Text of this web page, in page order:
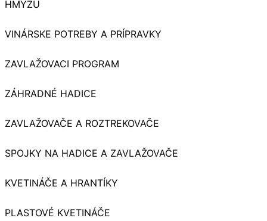
HMYZU
VINÁRSKE POTREBY A PRÍPRAVKY
ZAVLAŽOVACI PROGRAM
ZÁHRADNÉ HADICE
ZAVLAŽOVAČE A ROZTREKOVAČE
SPOJKY NA HADICE A ZAVLAŽOVAČE
KVETINÁČE A HRANTÍKY
PLASTOVÉ KVETINÁČE